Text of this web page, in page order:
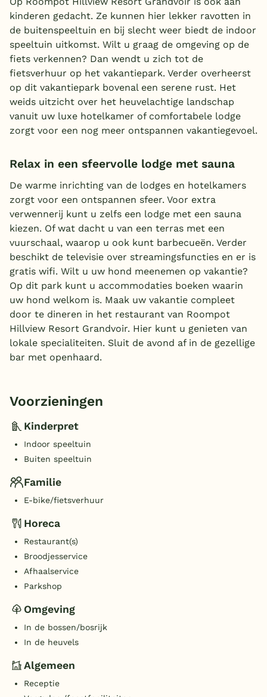
kinderen gedacht. Ze kunnen hier lekker ravotten in
de buitenspeeltuin en bij slecht weer biedt de indoor
speeltuin uitkomst. Wilt u graag de omgeving op de
fiets verkennen? Dan wendt u zich tot de
fietsverhuur op het vakantiepark. Verder overheerst
op dit vakantiepark bovenal een serene rust. Het
weids uitzicht over het heuvelachtige landschap
vanuit uw luxe hotelkamer of comfortabele lodge
zorgt voor een nog meer ontspannen vakantiegevoel.
Relax in een sfeervolle lodge met sauna
De warme inrichting van de lodges en hotelkamers
zorgt voor een ontspannen sfeer. Voor extra
verwennerij kunt u zelfs een lodge met een sauna
kiezen. Of wat dacht u van een terras met een
vuurschaal, waarop u ook kunt barbecueën. Verder
beschikt de televisie over streamingsfuncties en er is
gratis wifi. Wilt u uw hond meenemen op vakantie?
Op dit park kunt u accommodaties boeken waarin
uw hond welkom is. Maak uw vakantie compleet
door te dineren in het restaurant van Roompot
Hillview Resort Grandvoir. Hier kunt u genieten van
lokale specialiteiten. Sluit de avond af in de gezellige
bar met openhaard.
Voorzieningen
Kinderpret
Indoor speeltuin
Buiten speeltuin
Familie
E-bike/fietsverhuur
Horeca
Restaurant(s)
Broodjesservice
Afhaalservice
Parkshop
Omgeving
In de bossen/bosrijk
In de heuvels
Algemeen
Receptie